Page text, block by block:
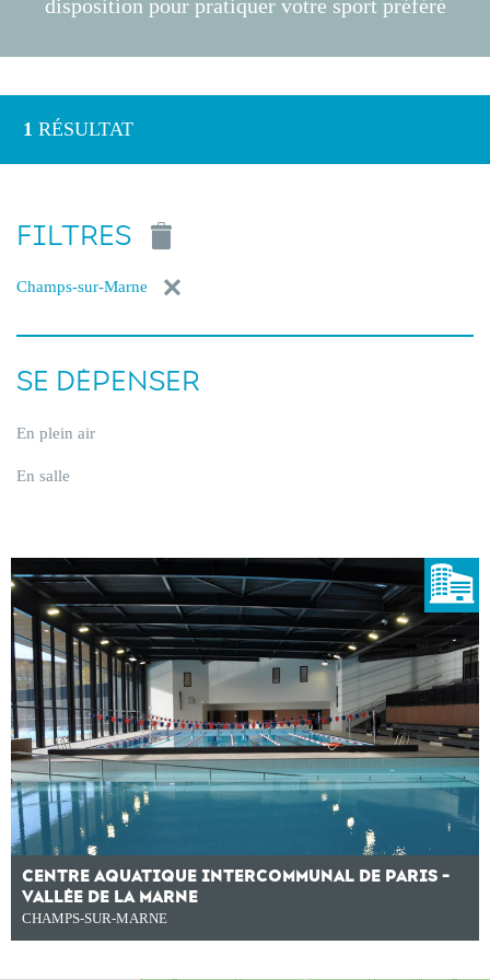
disposition pour pratiquer votre sport préféré
1 RÉSULTAT
FILTRES
Champs-sur-Marne
SE DÉPENSER
En plein air
En salle
CENTRE AQUATIQUE INTERCOMMUNAL DE PARIS -
VALLÉE DE LA MARNE
CHAMPS-SUR-MARNE